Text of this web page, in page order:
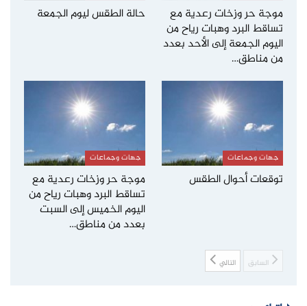
موجة حر وزخات رعدية مع
تساقط البرد وهبات رياح من
اليوم الجمعة إلى الأحد بعدد
من مناطق…
حالة الطقس ليوم الجمعة
جهات وجماعات
توقعات أحوال الطقس
جهات وجماعات
موجة حر وزخات رعدية مع
تساقط البرد وهبات رياح من
اليوم الخميس إلى السبت
بعدد من مناطق…
السابق التالي